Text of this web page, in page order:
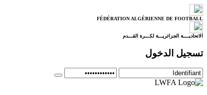
FÉDÉRATION ALGÉRIENNE DE FOOTBALL
الاتحاديــــة الجزائريـــة لكـــرة القـــدم
تسجيل الدخول